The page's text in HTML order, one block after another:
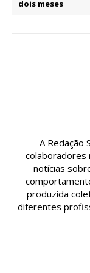
dois meses
A Redação
colaboradores
notícias
produzida
diferentes